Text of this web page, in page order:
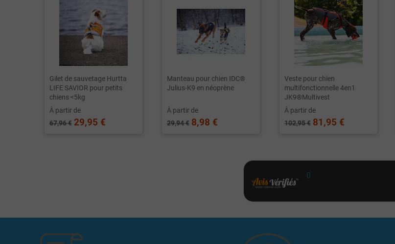
Gilet de sauvetage Hurtta
LIFE SAVIOR pour petits
chiens <5kg
À partir de
67,96 € 29,95 €
Manteau pour chien IDC®
Julius-K9 en néoprène
À partir de
29,94 € 8,98 €
Veste pour chien
multifonctionnelle 4en1
JK9®Multivest
À partir de
102,95 € 81,95 €
0